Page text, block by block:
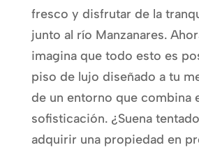
fresco y disfrutar de la
junto al río Manzanares.
imagina que todo esto es
piso de lujo diseñado a tu
de un entorno que combina
sofisticación. ¿Suena
adquirir una propiedad en